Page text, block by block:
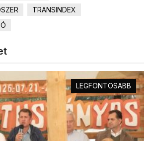
TRANSINDEX
LEGFONTOSABB